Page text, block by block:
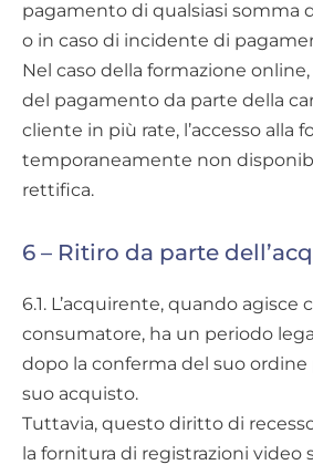
pagamento di qualsiasi somma
o in caso di incidente di
Nel caso della formazione
del pagamento da parte della
cliente in più rate, l’accesso alla
temporaneamente non
rettifica.
6 – Ritiro da parte
6.1. L’acquirente, quando agisce
consumatore, ha un periodo
dopo la conferma del suo ordine
suo acquisto.
Tuttavia, questo diritto di
la fornitura di registrazioni video